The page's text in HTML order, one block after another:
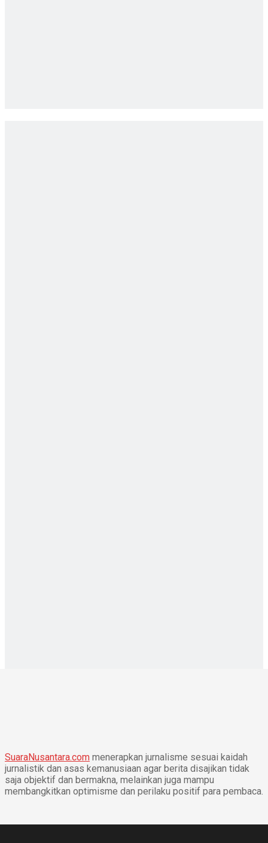
SuaraNusantara.com menerapkan jurnalisme sesuai kaidah
jurnalistik dan asas kemanusiaan agar berita disajikan tidak
saja objektif dan bermakna, melainkan juga mampu
membangkitkan optimisme dan perilaku positif para pembaca.